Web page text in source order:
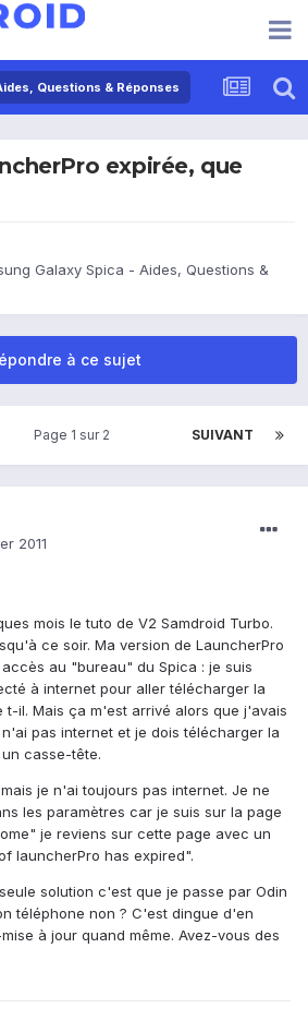
Questions & Réponses
expirée, que
Galaxy Spica - Aides, Questions &
à ce sujet
SUIVANT
Page 1 sur 2
2011
mois le tuto de V2 Samdroid Turbo.
ce soir. Ma version de LauncherPro
au "bureau" du Spica : je suis
à internet pour aller télécharger la
t-il. Mais ça m'est arrivé alors que j'avais
pas internet et je dois télécharger la
casse-tête.
je n'ai toujours pas internet. Je ne
les paramètres car je suis sur la page
je reviens sur cette page avec un
launcherPro has expired".
solution c'est que je passe par Odin
téléphone non ? C'est dingue d'en
à jour quand même. Avez-vous des